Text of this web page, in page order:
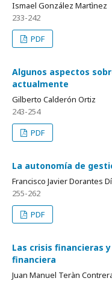
Ismael González Martìnez
233-242
PDF
Algunos aspectos
actualmente
Gilberto Calderón Ortiz
243-254
PDF
La autonomía de
Francisco Javier Dorantes
255-262
PDF
Las crisis financieras
financiera
Juan Manuel Teràn